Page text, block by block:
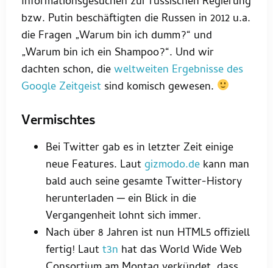
bzw. Putin beschäftigten die Russen in 2012 u.a.
die Fragen „Warum bin ich dumm?“ und
„Warum bin ich ein Shampoo?“. Und wir
dachten schon, dieweltweiten Ergebnisse des
Google Zeitgeist sind komisch gewesen.
Vermischtes
Bei Twitter gab es in letzter Zeit einige
neue Features. Lautgizmodo.de kann man
bald auch seine gesamte Twitter-History
herunterladen ─ ein Blick in die
Vergangenheit lohnt sich immer.
Nach über 8 Jahren ist nun HTML5 offiziell
fertig! Lautt3n hat das World Wide Web